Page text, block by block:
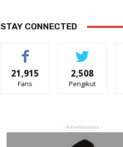
STAY CONNECTED
21,915
Fans
2,508
Pengikut
- Advertisement -